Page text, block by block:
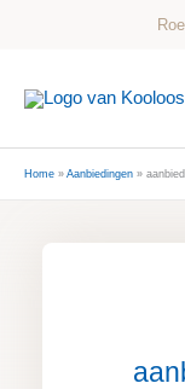
inhoud
Home Aanbiedingen